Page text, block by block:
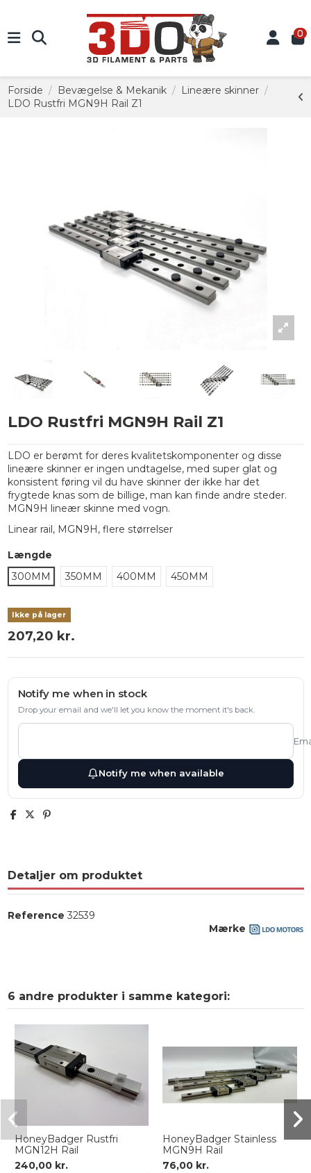
0
Forside Bevægelse & Mekanik
Lineære skinner
LDO Rustfri MGN9H Rail Z1
LDO Rustfri MGN9H Rail Z1
LDO er berømt for deres kvalitetskomponenter og disse
lineære skinner er ingen undtagelse, med super glat og
konsistent føring vil du have skinner der ikke har det
frygtede knas som de billige, man kan finde andre steder.
MGN9H lineær skinne med vogn.
Linear rail, MGN9H, flere størrelser
Længde
300MM
350MM 400MM 450MM
Ikke på lager
207,20 kr.
Notify me when in stock
Drop your email and we'll let you know the moment it's back.
Notify me when available
Detaljer om produktet
Mærke
Reference 32539
6 andre produkter i samme kategori:
HoneyBadger Rustfri
MGN12H Rail
240,00 kr.
HoneyBadger Stainless
MGN9H Rail
76,00 kr.